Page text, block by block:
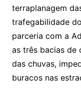
terraplanagem
trafegabilidade
parceria com a
as três bacias de
das chuvas,
buracos nas